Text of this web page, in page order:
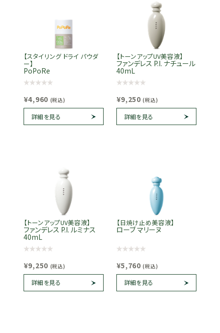
【スタイリング ドライ パウダ
ー】
PoPoRe
¥4,960 (税込)
詳細を見る
【トーンアップUV美容液】
ファンデレス P.I. ナチュール
40mL
¥9,250 (税込)
詳細を見る
【トーンアップUV美容液】
ファンデレス P.I. ルミナス
40mL
¥9,250 (税込)
詳細を見る
【日焼け止め美容液】
ローブ マリーヌ
¥5,760 (税込)
詳細を見る